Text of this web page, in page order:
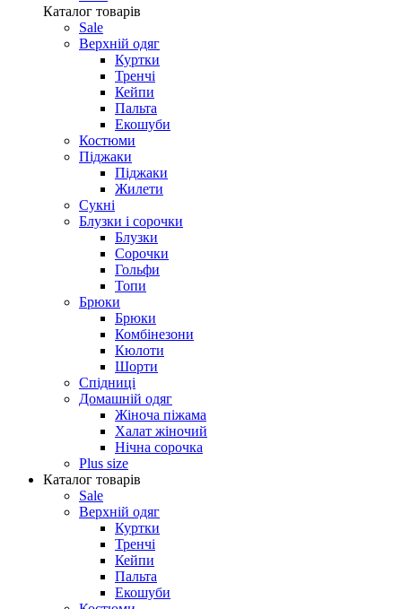
Каталог товарів
Sale
Верхній одяг
Куртки
Тренчі
Кейпи
Пальта
Екошуби
Костюми
Піджаки
Піджаки
Жилети
Сукні
Блузки і сорочки
Блузки
Сорочки
Гольфи
Топи
Брюки
Брюки
Комбінезони
Кюлоти
Шорти
Спідниці
Домашній одяг
Жіноча піжама
Халат жіночий
Нічна сорочка
Plus size
Каталог товарів
Sale
Верхній одяг
Куртки
Тренчі
Кейпи
Пальта
Екошуби